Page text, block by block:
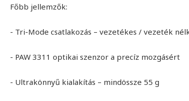
Főbb jellemzők:
- Tri-Mode csatlakozás – vezetékes / vezeték
- PAW 3311 optikai szenzor a precíz mozgásért
- Ultrakönnyű kialakítás – mindössze 55 g